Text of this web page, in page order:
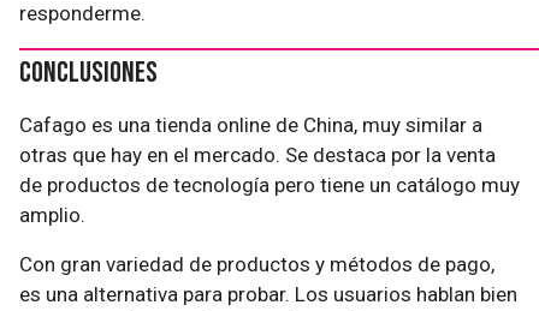
responderme.
Conclusiones
Cafago es una tienda online de China, muy similar a
otras que hay en el mercado. Se destaca por la venta
de productos de tecnología pero tiene un catálogo muy
amplio.
Con gran variedad de productos y métodos de pago,
es una alternativa para probar. Los usuarios hablan bien